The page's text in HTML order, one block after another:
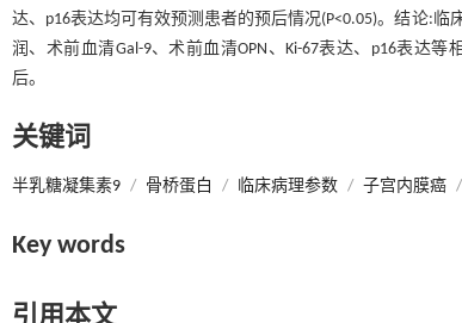
达、p16表达均可有效预测患者的预后情况(P<0.05)。结论:
润、术前血清Gal-9、术前血清OPN、Ki-67表达、p16表达
后。
关键词
半乳糖凝集素9 / 骨桥蛋白 / 临床病理参数 / 子宫内膜癌 /
Key words